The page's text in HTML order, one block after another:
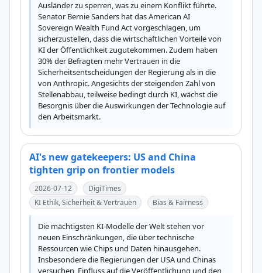
Ausländer zu sperren, was zu einem Konflikt führte.
Senator Bernie Sanders hat das American AI
Sovereign Wealth Fund Act vorgeschlagen, um
sicherzustellen, dass die wirtschaftlichen Vorteile von
KI der Öffentlichkeit zugutekommen. Zudem haben
30% der Befragten mehr Vertrauen in die
Sicherheitsentscheidungen der Regierung als in die
von Anthropic. Angesichts der steigenden Zahl von
Stellenabbau, teilweise bedingt durch KI, wächst die
Besorgnis über die Auswirkungen der Technologie auf
den Arbeitsmarkt.
AI's new gatekeepers: US and China
tighten grip on frontier models
2026-07-12
DigiTimes
KI Ethik, Sicherheit & Vertrauen
Bias & Fairness
Die mächtigsten KI-Modelle der Welt stehen vor
neuen Einschränkungen, die über technische
Ressourcen wie Chips und Daten hinausgehen.
Insbesondere die Regierungen der USA und Chinas
versuchen, Einfluss auf die Veröffentlichung und den